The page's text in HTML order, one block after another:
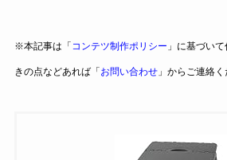
※本記事は「 コンテツ制作ポリシー 」に基づい
きの点などあれば「 お問い合わせ」からご連絡く